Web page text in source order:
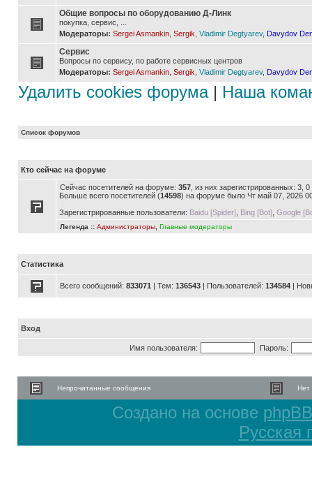
Общие вопросы по оборудованию Д-Линк
покупка, сервис, ...
Модераторы: Sergei Asmankin Sergik Vladimir Degtyarev, Davydov
Сервис
Вопросы по сервису, по работе сервисных центров
Модераторы: Sergei Asmankin Sergik Vladimir Degtyarev, Davydov
Удалить cookies форума| Наша
Список форумов
Кто сейчас на форуме
Сейчас посетителей на форуме: 357 , из них зарегистрированных: 3,
Больше всего посетителей (14598) на форуме было Чт май 07, 2026
Зарегистрированные пользователи: Baidu [Spider] Bing [Bot] Google
Легенда :: Администраторы Главные модераторы
Статистика
Всего сообщений: 833071 | Тем: 136543 | Пользователей: 134584 |
Вход
Имя пользователя: Пароль:
Непрочитанные сообщения Нет
Создано на основе phpBB
Русская